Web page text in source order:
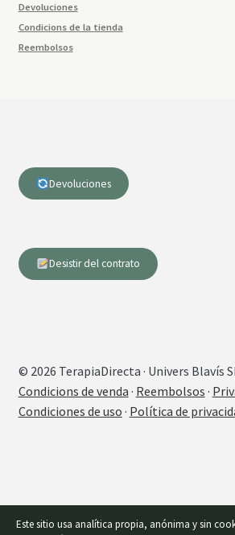
Devoluciones
Condicions de la tienda
Reembolsos
Devoluciones
Desistir del contrato
© 2026 TerapiaDirecta · Univers Blavís
Condicions de venda · Reembolsos ·
Condiciones de uso · Política de
Este sitio usa analítica propia, anónima y sin